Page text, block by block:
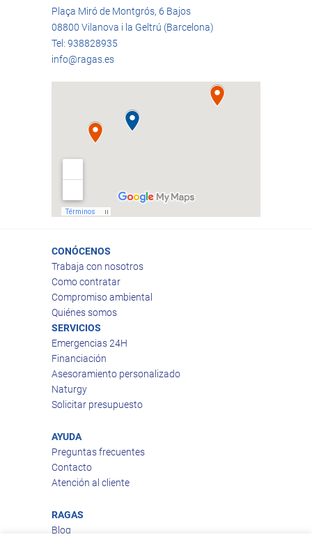
Plaça Miró de Montgrós, 6 Bajos
08800 Vilanova i la Geltrú (Barcelona)
Tel: 938828935
info@ragas.es
CONÓCENOS
Trabaja con nosotros
Como contratar
Compromiso ambiental
Quiénes somos
SERVICIOS
Emergencias 24H
Financiación
Asesoramiento personalizado
Naturgy
Solicitar presupuesto
AYUDA
Preguntas frecuentes
Contacto
Atención al cliente
RAGAS
Blog